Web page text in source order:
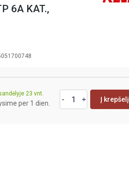
6A KAT.,
23 vnt.
per 1 dien. Į krepšelį